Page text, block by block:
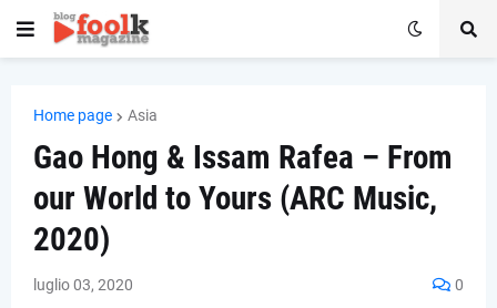
Home page Asia
Gao Hong & Issam Rafea – From
our World to Yours (ARC Music,
2020)
luglio 03, 2020 0